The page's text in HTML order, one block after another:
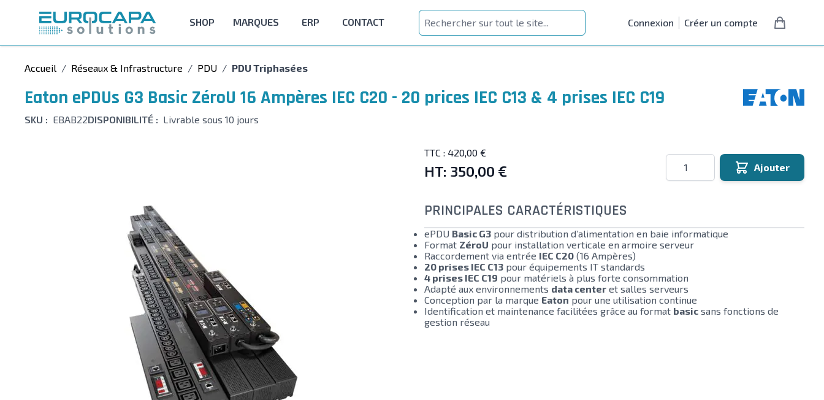
SHOP
MARQUES ERP CONTACT Connexion Créer un compte
Accueil / Réseaux & Infrastructure / PDU / PDU Triphasées
Eaton ePDUs G3 Basic ZéroU 16 Ampères IEC C20 - 20 prices IEC C13 & 4 prises IEC C19
SKU : EBAB22DISPONIBILITÉ : Livrable sous 10 jours
TTC : 420,00 €
HT: 350,00 €
Quantité
Ajouter
PRINCIPALES CARACTÉRISTIQUES
ePDU Basic G3 pour distribution d’alimentation en baie informatique
Format ZéroU pour installation verticale en armoire serveur
Raccordement via entrée IEC C20 (16 Ampères)
20 prises IEC C13 pour équipements IT standards
4 prises IEC C19 pour matériels à plus forte consommation
Adapté aux environnements data center et salles serveurs
Conception par la marque Eaton pour une utilisation continue
Identification et maintenance facilitées grâce au format basic sans fonctions de
gestion réseau